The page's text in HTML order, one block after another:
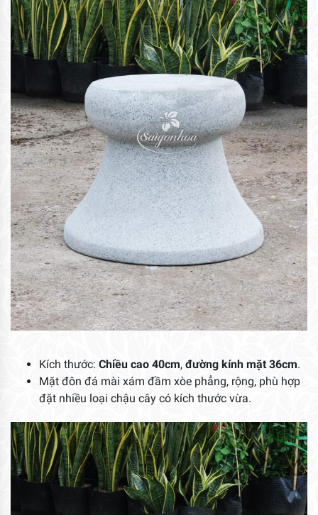
Kích thước: Chiều cao 40cm, đường kính mặt 36cm.
Mặt đôn đá mài xám đầm xòe phẳng, rộng, phù hợp
đặt nhiều loại chậu cây có kích thước vừa.